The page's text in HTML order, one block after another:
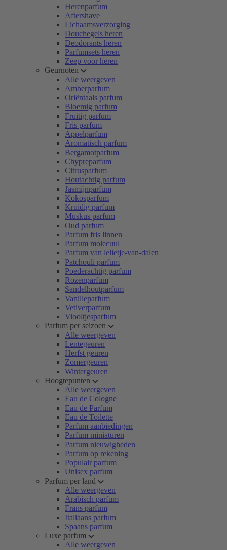
Herenparfum
Aftershave
Lichaamsverzorging
Douchegels heren
Deodorants heren
Parfumsets heren
Zeep voor heren
Geurnoten
Alle weergeven
Amberparfum
Oriëntaals parfum
Bloemig parfum
Fruitig parfum
Fris parfum
Appelparfum
Aromatisch parfum
Bergamotparfum
Chypreparfum
Citrusparfum
Houtachtig parfum
Jasmijnparfum
Kokosparfum
Kruidig parfum
Muskus parfum
Oud parfum
Parfum fris linnen
Parfum molecuul
Parfum van lelietje-van-dalen
Patchouli parfum
Poederachtig parfum
Rozenparfum
Sandelhoutparfum
Vanilleparfum
Vetiverparfum
Viooltjesparfum
Parfum per seizoen
Alle weergeven
Lentegeuren
Herfst geuren
Zomergeuren
Wintergeuren
Hoogtepunten
Alle weergeven
Eau de Cologne
Eau de Parfum
Eau de Toilette
Parfum aanbiedingen
Parfum miniaturen
Parfum nieuwigheden
Parfum op rekening
Populair parfum
Unisex parfum
Parfum per land
Alle weergeven
Arabisch parfum
Frans parfum
Italiaans parfum
Spaans parfum
Luxe parfum
Alle weergeven